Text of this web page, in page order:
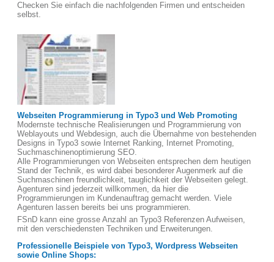
Checken Sie einfach die nachfolgenden Firmen und entscheiden
selbst.
Webseiten Programmierung in Typo3 und Web Promoting
Modernste technische Realisierungen und Programmierung von
Weblayouts und Webdesign, auch die Übernahme von bestehenden
Designs in Typo3 sowie Internet Ranking, Internet Promoting,
Suchmaschinenoptimierung SEO.
Alle Programmierungen von Webseiten entsprechen dem heutigen
Stand der Technik, es wird dabei besonderer Augenmerk auf die
Suchmaschinen freundlichkeit, tauglichkeit der Webseiten gelegt.
Agenturen sind jederzeit willkommen, da hier die
Programmierungen im Kundenauftrag gemacht werden. Viele
Agenturen lassen bereits bei uns programmieren.
FSnD kann eine grosse Anzahl an Typo3 Referenzen Aufweisen,
mit den verschiedensten Techniken und Erweiterungen.
Professionelle Beispiele von Typo3, Wordpress Webseiten
sowie Online Shops: